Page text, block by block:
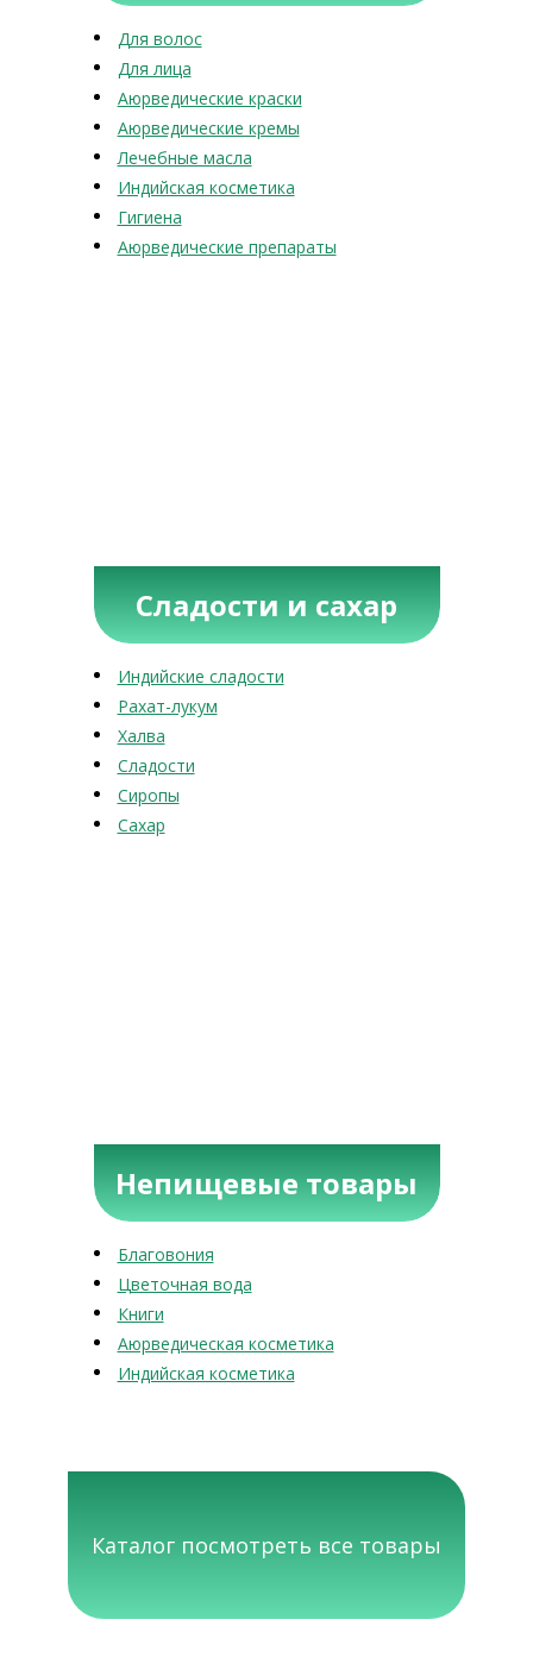
Для волос
Для лица
Аюрведические краски
Аюрведические кремы
Лечебные масла
Индийская косметика
Гигиена
Аюрведические препараты
Сладости и сахар
Индийские сладости
Рахат-лукум
Халва
Сладости
Сиропы
Сахар
Непищевые товары
Благовония
Цветочная вода
Книги
Аюрведическая косметика
Индийская косметика
Каталог посмотреть все товары